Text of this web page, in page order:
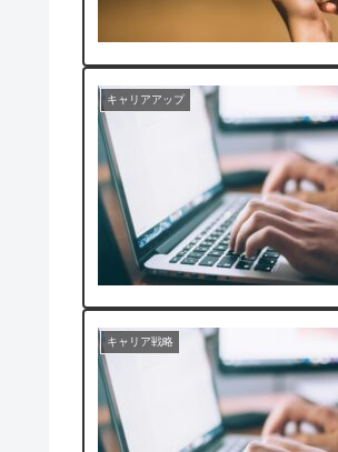
キャリアアップ
キャリア戦略